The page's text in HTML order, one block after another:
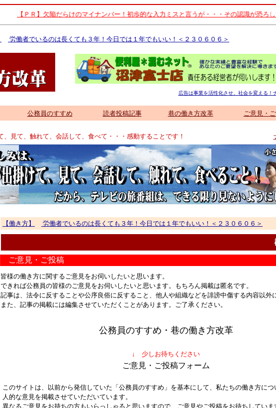
ご意見・ご投稿
皆様の働き方に関するご意見をお伺いしたいと思います。
できれば公務員の皆様のご意見をお伺いしたいと思います。もちろん掲載は匿名です。
記事は、法令に反することや公序良俗に反すること、他人や組織などを誹謗中傷する内容以外
また、記事の掲載には編集させていただくことがあります。ご了承ください。
公務員のすすめ・巷の働き方改革
↓ 少しお待ちください
ご意見・ご投稿フォーム